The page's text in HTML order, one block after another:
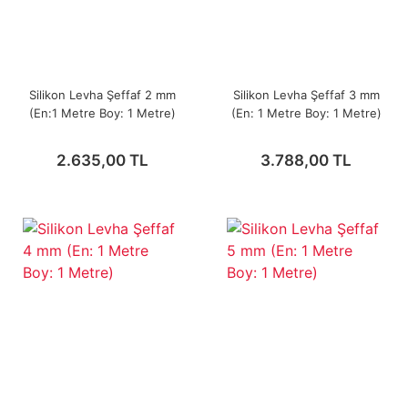
Silikon Levha Şeffaf 2 mm
(En:1 Metre Boy: 1 Metre)
2.635,00 TL
Silikon Levha Şeffaf 3 mm
(En: 1 Metre Boy: 1 Metre)
3.788,00 TL